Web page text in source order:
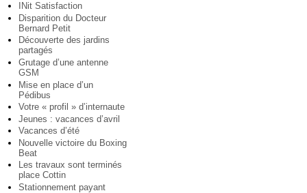
INit Satisfaction
Disparition du Docteur
Bernard Petit
Découverte des jardins
partagés
Grutage d’une antenne
GSM
Mise en place d’un
Pédibus
Votre « profil » d’internaute
Jeunes : vacances d’avril
Vacances d’été
Nouvelle victoire du Boxing
Beat
Les travaux sont terminés
place Cottin
Stationnement payant